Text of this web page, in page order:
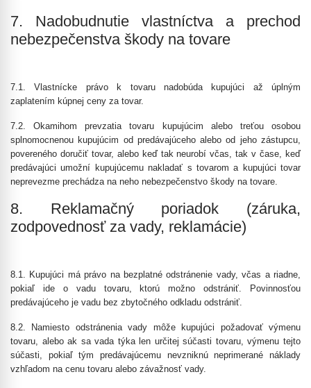
7. Nadobudnutie vlastníctva a prechod
nebezpečenstva škody na tovare
7.1. Vlastnícke právo k tovaru nadobúda kupujúci až úplným
zaplatením kúpnej ceny za tovar.
7.2. Okamihom prevzatia tovaru kupujúcim alebo treťou osobou
splnomocnenou kupujúcim od predávajúceho alebo od jeho zástupcu,
povereného doručiť tovar, alebo keď tak neurobí včas, tak v čase, keď
predávajúci umožní kupujúcemu nakladať s tovarom a kupujúci tovar
neprevezme prechádza na neho nebezpečenstvo škody na tovare.
8. Reklamačný poriadok (záruka,
zodpovednosť za vady, reklamácie)
8.1. Kupujúci má právo na bezplatné odstránenie vady, včas a riadne,
pokiaľ ide o vadu tovaru, ktorú možno odstrániť. Povinnosťou
predávajúceho je vadu bez zbytočného odkladu odstrániť.
8.2. Namiesto odstránenia vady môže kupujúci požadovať výmenu
tovaru, alebo ak sa vada týka len určitej súčasti tovaru, výmenu tejto
súčasti, pokiaľ tým predávajúcemu nevzniknú neprimerané náklady
vzhľadom na cenu tovaru alebo závažnosť vady.